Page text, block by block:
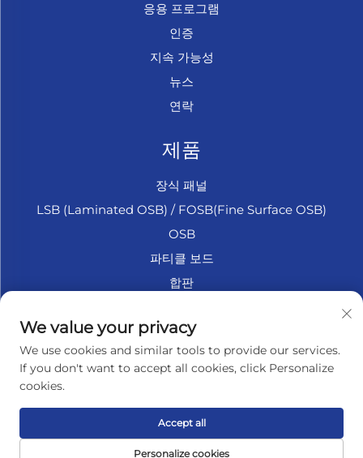
응용 프로그램
인증
지속 가능성
뉴스
연락
제품
장식 패널
LSB (Laminated OSB) / FOSB(Fine Surface OSB)
OSB
파티클 보드
합판
섬유판
액세서리
개인정보 보호정책
We value your privacy
We use cookies and similar tools to provide our services.
If you don't want to accept all cookies, click Personalize
cookies.
Personalize cookies
Accept all